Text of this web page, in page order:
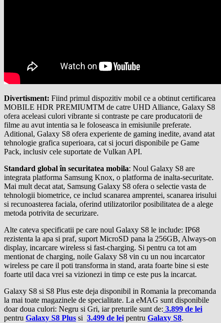
Divertisment: Fiind primul dispozitiv mobil ce a obtinut certificarea
MOBILE HDR PREMIUMTM de catre UHD Alliance, Galaxy S8
ofera aceleasi culori vibrante si contraste pe care producatorii de
filme au avut intentia sa le foloseasca in emisiunile preferate.
Aditional, Galaxy S8 ofera experiente de gaming inedite, avand atat
tehnologie grafica superioara, cat si jocuri disponibile pe Game
Pack, inclusiv cele suportate de Vulkan API.
Standard global în securitatea mobila: Noul Galaxy S8 are
integrata platforma Samsung Knox, o platforma de inalta-securitate.
Mai mult decat atat, Samsung Galaxy S8 ofera o selectie vasta de
tehnologii biometrice, ce includ scanarea amprentei, scanarea irisului
si recunoasterea faciala, oferind utilizatorilor posibilitatea de a alege
metoda potrivita de securizare.
Alte cateva specificatii pe care noul Galaxy S8 le include: IP68
rezistenta la apa si praf, suport MicroSD pana la 256GB, Always-on
display, incarcare wireless si fast-charging. Si pentru ca tot am
mentionat de charging, noile Galaxy S8 vin cu un nou incarcator
wireless pe care il poti transforma in stand, arata foarte bine si este
foarte util daca vrei sa vizionezi in timp ce este pus la incarcat.
Galaxy S8 si S8 Plus este deja disponibil in Romania la precomanda
la mai toate magazinele de specialitate. La eMAG sunt disponibile
doar doua culori: Negru si Gri, iar preturile sunt de: 3.899 de lei
pentru Galaxy S8 Plus si 3.499 de lei pentru Galaxy S8.